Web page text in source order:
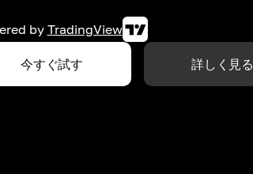
by TradingView
今すぐ試す 詳しく見る